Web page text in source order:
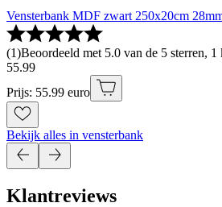
Vensterbank MDF zwart 250x20cm
(1)Beoordeeld met 5.0 van de 5 sterren,
55.99
Prijs: 55.99 euro
Bekijk alles in vensterbank
Klantreviews